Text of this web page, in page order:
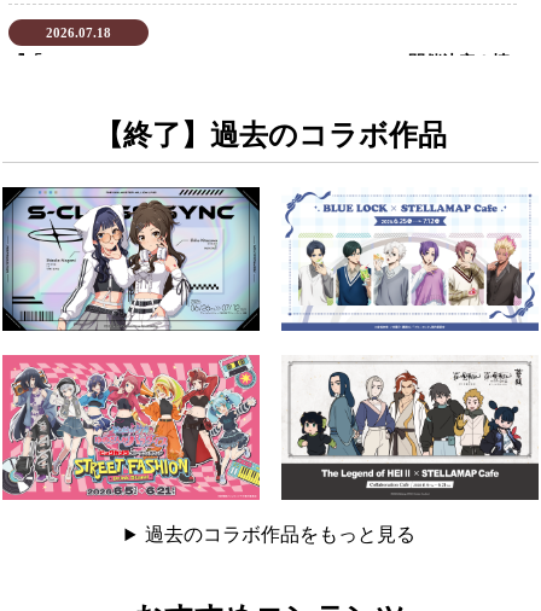
2026.07.18
『「10DANCE」POP UP SHOP & DRINK STAND』/開催決定＆情
た。また、各種情報を公開いたします。
詳しくはこちら ≫
過去のお知らせを見る
【終了】過去のコラボ作品
過去のコラボ作品をもっと見る